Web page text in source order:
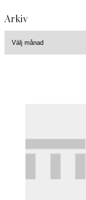
Arkiv